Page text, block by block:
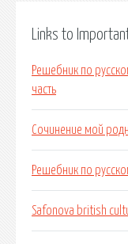
Links to
Решебник по
часть
Сочинение мой
Решебник по
Safonova british